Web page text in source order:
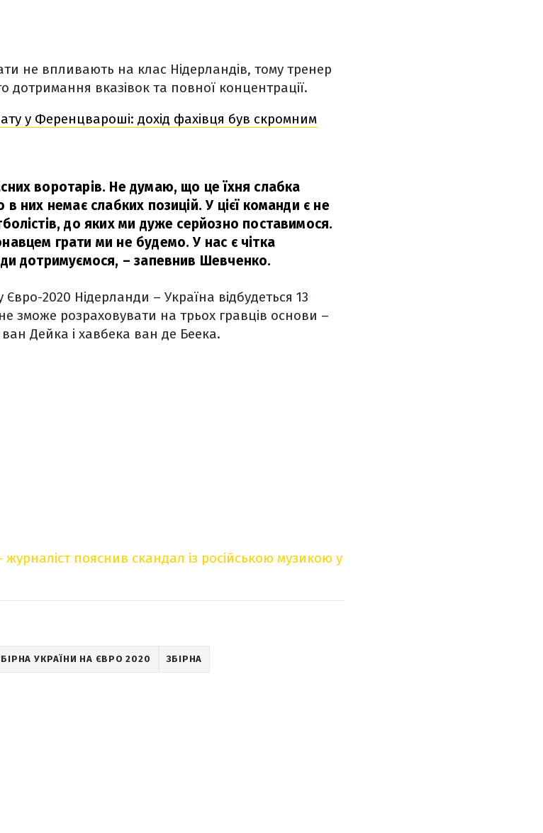
не впливають на клас Нідерландів, тому тренер
дотримання вказівок та повної концентрації.
у Ференцвароші: дохід фахівця був скромним
воротарів. Не думаю, що це їхня слабка
них немає слабких позицій. У цієї команди є не
до яких ми дуже серйозно поставимося.
грати ми не будемо. У нас є чітка
дотримуємося, – запевнив Шевченко.
2020 Нідерланди – Україна відбудеться 13
зможе розраховувати на трьох гравців основи –
Дейка і хавбека ван де Беека.
пояснив скандал із російською музикою у
УКРАЇНИ НА ЄВРО 2020 ЗБІРНА